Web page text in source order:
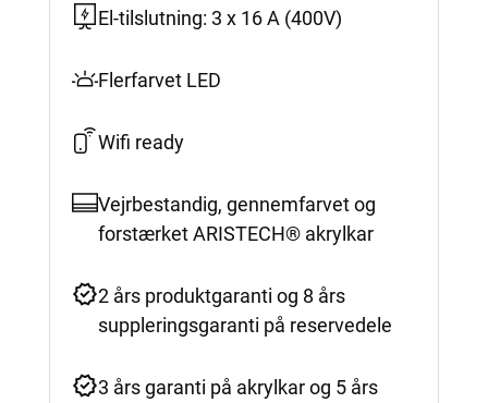
El-tilslutning: 3 x 16 A (400V)
Flerfarvet LED
Wifi ready
Vejrbestandig, gennemfarvet og
forstærket ARISTECH® akrylkar
2 års produktgaranti og 8 års
suppleringsgaranti på reservedele
3 års garanti på akrylkar og 5 års